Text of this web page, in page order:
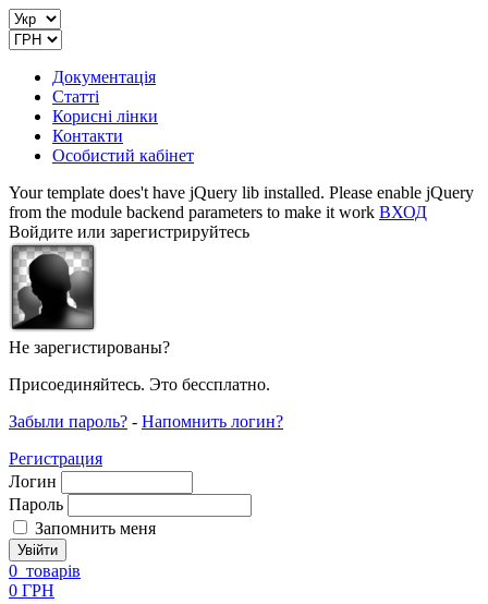
Документація
Статті
Корисні лінки
Контакти
Особистий кабінет
Your template does't have jQuery lib installed. Please enable jQuery
from the module backend parameters to make it work ВХОД
Войдите или зарегистрируйтесь
Не зарегистированы?
Присоединяйтесь. Это бессплатно.
Забыли пароль? - Напомнить логин?
Регистрация
Логин
Пароль
Запомнить меня
0 товарів
0 ГРН